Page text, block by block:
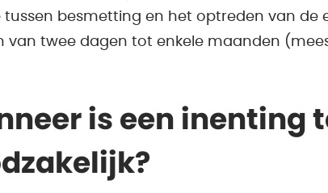
tussen besmetting en het optreden van de
van twee dagen tot enkele maanden
is een inenting